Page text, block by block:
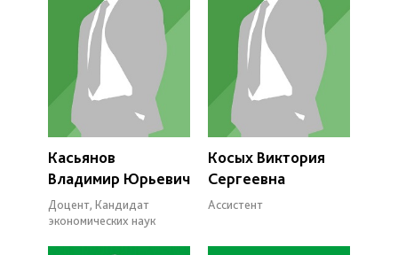
Касьянов
Владимир Юрьевич
Доцент, Кандидат
экономических наук
Косых Виктория
Сергеевна
Ассистент